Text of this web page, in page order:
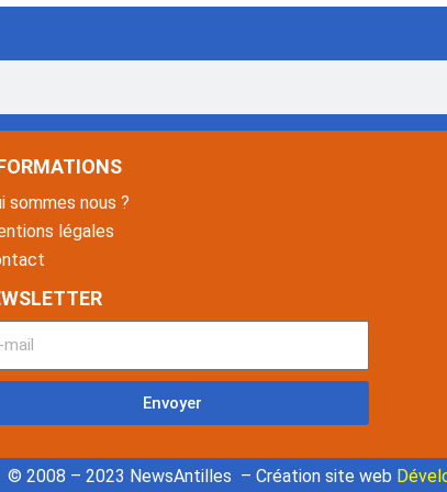
sommes nous ?
légales
Envoyer
© 2008 – 2023 NewsAntilles – Création site web